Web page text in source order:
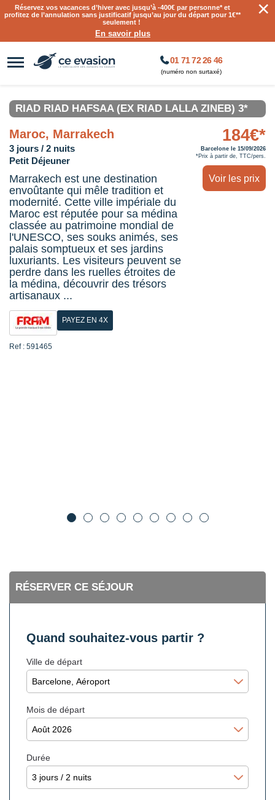
Réservez vos vacances d’hiver avec jusqu’à-400€ par personne* et
profitez de l’annulation sans justificatif jusqu’au jour du départ pour 1€**
seulement !
En savoir plus
×
01 71 72 26 46
(numéro non surtaxé)
RIAD RIAD HAFSAA (EX RIAD LALLA ZINEB) 3*
Maroc, Marrakech
3 jours / 2 nuits
Petit Déjeuner
Marrakech est une destination
envoûtante qui mêle tradition et
modernité. Cette ville impériale du
Maroc est réputée pour sa médina
classée au patrimoine mondial de
l'UNESCO, ses souks animés, ses
palais somptueux et ses jardins
luxuriants. Les visiteurs peuvent se
perdre dans les ruelles étroites de
la médina, découvrir des trésors
artisanaux ...
PAYEZ EN 4X
Ref : 591465
184€*
Barcelone le 15/09/2026
*Prix à partir de, TTC/pers.
Voir les prix
RÉSERVER CE SÉJOUR
Quand souhaitez-vous partir ?
Ville de départ
Mois de départ
Durée